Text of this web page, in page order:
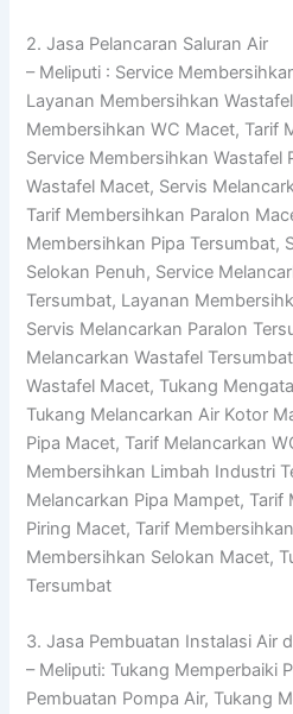
2. Jasa Pelancaran Saluran Air
– Meliputi : Service
Layanan Membersihkan
Membersihkan WC Macet, Tarif
Service Membersihkan Wastafel
Wastafel Macet, Servis
Tarif Membersihkan Paralon
Membersihkan Pipa Tersumbat,
Selokan Penuh, Service
Tersumbat, Layanan
Servis Melancarkan Paralon
Melancarkan Wastafel
Wastafel Macet, Tukang
Tukang Melancarkan Air Kotor
Pipa Macet, Tarif Melancarkan
Membersihkan Limbah Industri
Melancarkan Pipa Mampet, Tarif
Piring Macet, Tarif
Membersihkan Selokan Macet,
Tersumbat
3. Jasa Pembuatan Instalasi Air
– Meliputi: Tukang Memperbaiki
Pembuatan Pompa Air, Tukang